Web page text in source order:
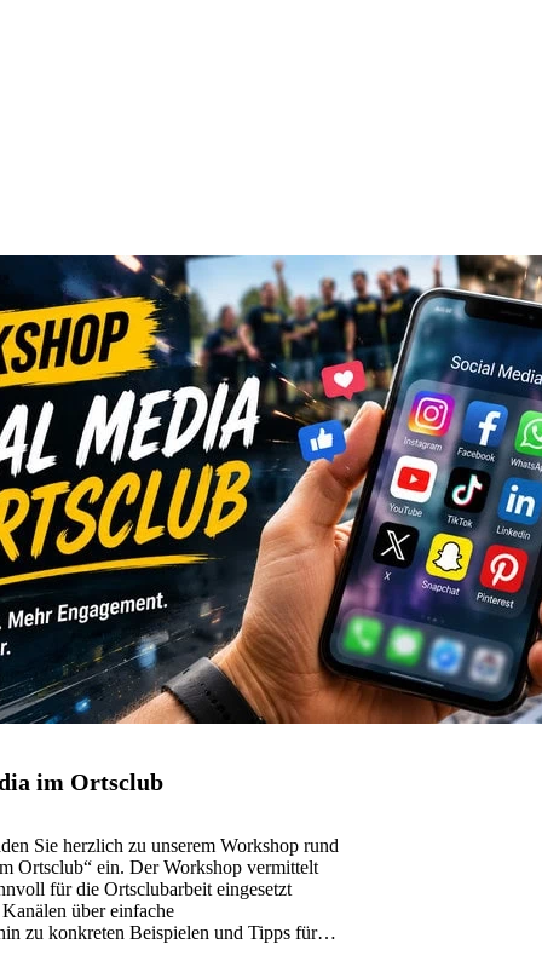
im Ortsclub
Sie herzlich zu unserem Workshop rund
Ortsclub“ ein. Der Workshop vermittelt
für die Ortsclubarbeit eingesetzt
über einfache
zu konkreten Beispielen und Tipps für